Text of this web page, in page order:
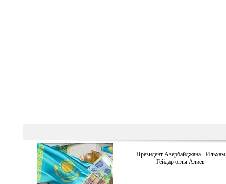
Президент Азербайджана - Ильхам
Гейдар оглы Алиев